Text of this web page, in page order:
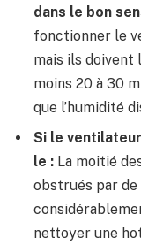
dans le bon
fonctionner le
mais ils
moins 20 à 30
que l’humidité
Si le
le : La moitié
obstrués par de
nettoyer une